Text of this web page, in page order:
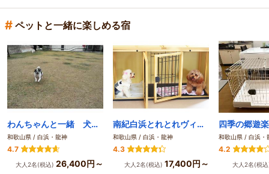
# ペットと一緒に楽しめる宿
わんちゃんと一緒 犬御殿
和歌山県 / 白浜・龍神
4.7
大人2名(税込) 26,400円～
南紀白浜とれとれヴィレッジ
和歌山県 / 白浜・龍神
4.3
大人2名(税込) 17,400円～
四季の郷遊楽
和歌山県 / 白浜・
4.2
大人2名(税